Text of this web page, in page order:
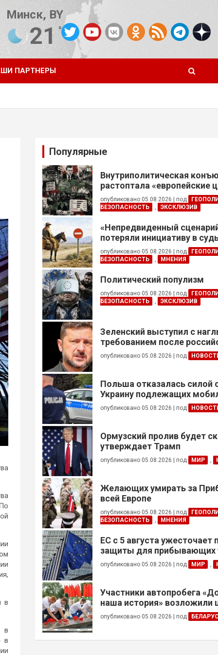
Минск, BY
21°C
от OpenWeatherMap
ПАРТНЕРЫ
в
в
в
Популярные
Внутриполитическая
растоптала «европейские
опубликовано 05.08.2026 под
БЕЗОПАСНОСТЬ
, ЭКСКЛЮЗИВ
«Непредвиденный
потеряли инициативу в
конфликте
опубликовано 05.08.2026 под
БЕЗОПАСНОСТЬ
, МНЕНИЯ
Политический популизм
опубликовано 05.08.2026 под
БЕЗОПАСНОСТЬ
, ЭКСКЛЮЗИВ
Зеленский выступил с
требованием после
опубликовано 05.08.2026 под
Польша отказалась силой
Украину подлежащих
опубликовано 05.08.2026 под
Ормузский пролив будет
утверждает Трамп
опубликовано 05.08.2026 под МИР ,
Желающих умирать за
всей Европе
опубликовано 05.08.2026 под
БЕЗОПАСНОСТЬ
, МНЕНИЯ
ЕС с 5 августа ужесточает
защиты для прибывающих
призывного возраста
опубликовано 05.08.2026 под МИР ,
Участники автопробега
наша история» возложили
Брестской крепости
опубликовано 05.08.2026 под